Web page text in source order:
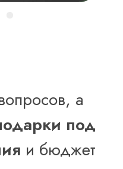
а
под
и бюджет